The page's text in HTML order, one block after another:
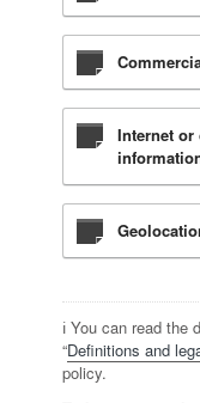
Internet or
ℹ️ You can read
“Definitions and
policy.